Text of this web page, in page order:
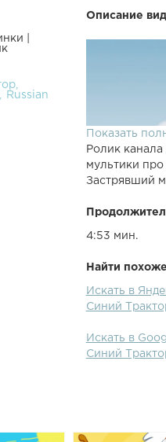
Описание
Новая серия
Гоша"!
дереве. Как
ковшом, но не
ставьте
Показать
Ролик канала
мультики
Застрявший
4:53 мин.
Найти
Искать в
Синий
Искать в
Синий
|
Russian